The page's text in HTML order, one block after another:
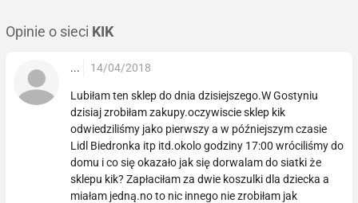
Opinie o sieci KIK
... 14/04/2018
Lubiłam ten sklep do dnia dzisiejszego.W Gostyniu
dzisiaj zrobiłam zakupy.oczywiscie sklep kik
odwiedziliśmy jako pierwszy a w późniejszym czasie
Lidl Biedronka itp itd.okolo godziny 17:00 wróciliśmy do
domu i co się okazało jak się dorwalam do siatki że
sklepu kik? Zapłaciłam za dwie koszulki dla dziecka a
miałam jedną.no to nic innego nie zrobiłam jak